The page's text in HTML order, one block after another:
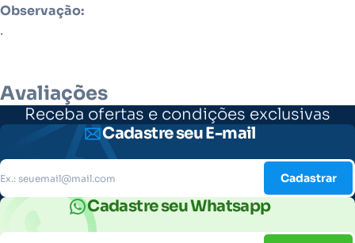
Observação:
.
Avaliações
Receba ofertas e condições exclusivas
Cadastre seu E-mail
Cadastrar
Cadastre seu Whatsapp